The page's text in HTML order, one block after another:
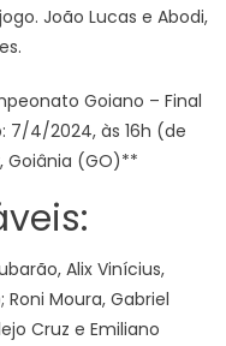
João Lucas e Abodi,
Goiano – Final
7/4/2024, às 16h (de
Goiânia (GO)**
Alix Vinícius,
Moura, Gabriel
Cruz e Emiliano